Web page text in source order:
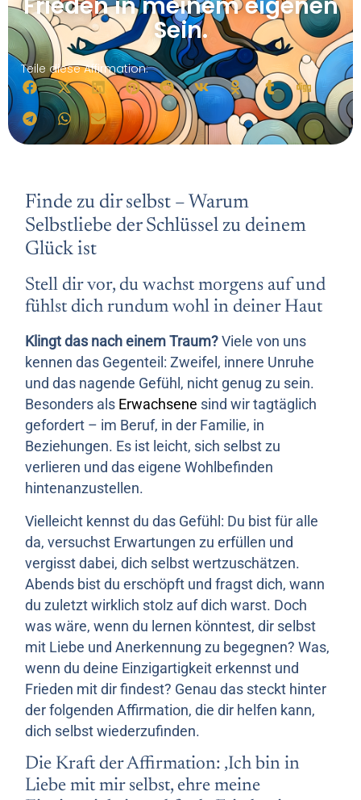
Sein.
Teile diese Affirmation:
Finde zu dir selbst – Warum
Selbstliebe der Schlüssel zu deinem
Glück ist
Stell dir vor, du wachst morgens auf und
fühlst dich rundum wohl in deiner Haut
Klingt das nach einem Traum? Viele von uns
kennen das Gegenteil: Zweifel, innere Unruhe
und das nagende Gefühl, nicht genug zu sein.
Besonders als Erwachsene sind wir tagtäglich
gefordert – im Beruf, in der Familie, in
Beziehungen. Es ist leicht, sich selbst zu
verlieren und das eigene Wohlbefinden
hintenanzustellen.
Vielleicht kennst du das Gefühl: Du bist für alle
da, versuchst Erwartungen zu erfüllen und
vergisst dabei, dich selbst wertzuschätzen.
Abends bist du erschöpft und fragst dich, wann
du zuletzt wirklich stolz auf dich warst. Doch
was wäre, wenn du lernen könntest, dir selbst
mit Liebe und Anerkennung zu begegnen? Was,
wenn du deine Einzigartigkeit erkennst und
Frieden mit dir findest? Genau das steckt hinter
der folgenden Affirmation, die dir helfen kann,
dich selbst wiederzufinden.
Die Kraft der Affirmation: ‚Ich bin in
Liebe mit mir selbst, ehre meine